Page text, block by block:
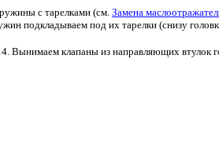
с тарелками (см. Замена
подкладываем под их тарелки (снизу
Вынимаем клапаны из направляющих втулок